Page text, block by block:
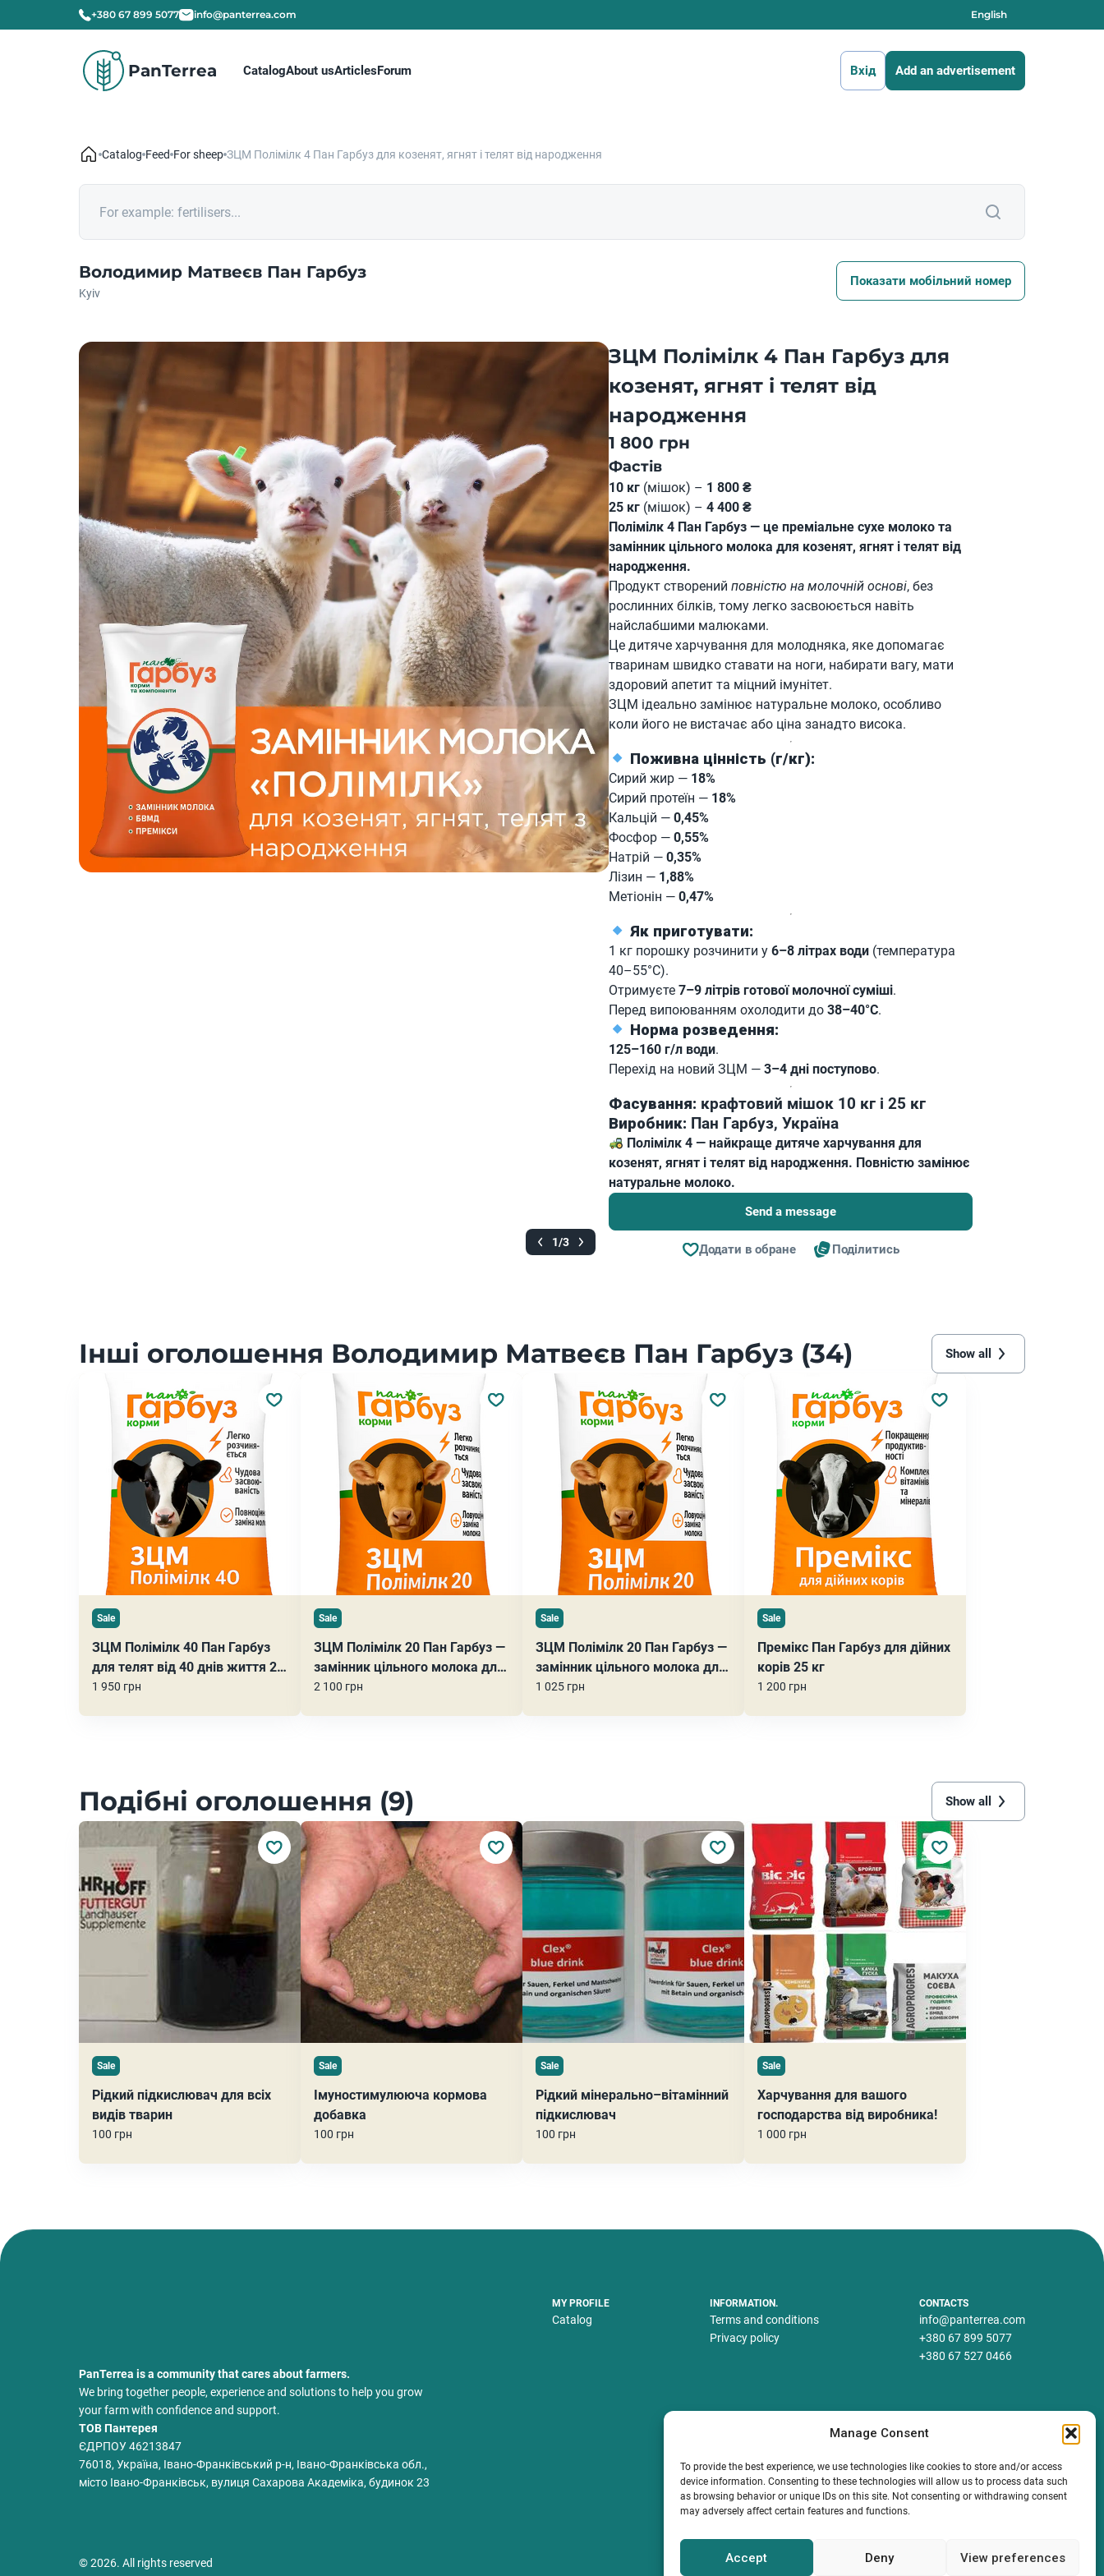
Manage Consent
To provide the best experience, we use technologies like cookies to store and/or access
device information. Consenting to these technologies will allow us to process data such
as browsing behavior or unique IDs on this site. Not consenting or withdrawing consent
may adversely affect certain features and functions.
Accept Deny View preferences
+380 67 899 5077 info@panterrea.com English
PanTerrea CatalogAbout usArticlesForum Вхід Add an advertisement
Catalog Feed For sheep ЗЦМ Полімілк 4 Пан Гарбуз для козенят, ягнят і телят від народження
Володимир Матвеєв Пан Гарбуз
Kyiv
Показати мобільний номер
1/3
ЗЦМ Полімілк 4 Пан Гарбуз для
козенят, ягнят і телят від
народження
1 800 грн
Фастів
10 кг (мішок) – 1 800 ₴
25 кг (мішок) –4 400 ₴
Полімілк 4 Пан Гарбуз — це преміальне сухе молоко та
замінник цільного молока для козенят, ягнят і телят від
народження.
Продукт створенийповністю на молочній основі, без
рослинних білків, тому легко засвоюється навіть
найслабшими малюками.
Це дитяче харчування для молодняка, яке допомагає
тваринам швидко ставати на ноги, набирати вагу, мати
здоровий апетит та міцний імунітет.
ЗЦМ ідеально замінює натуральне молоко, особливо
коли його не вистачає або ціна занадто висока.
Поживна цінність (г/кг):
Сирий жир — 18%
Сирий протеїн — 18%
Кальцій —0,45%
Фосфор —0,55%
Натрій —0,35%
Лізин — 1,88%
Метіонін —0,47%
Як приготувати:
1 кг порошку розчинити у6–8 літрах води (температура
40–55°C).
Отримуєте7–9 літрів готової молочної суміші.
Перед випоюванням охолодити до38–40°C.
Норма розведення:
125–160 г/л води.
Перехід на новий ЗЦМ —3–4 дні поступово.
Фасування: крафтовий мішок 10 кг і 25 кг
Виробник: Пан Гарбуз, Україна
Полімілк 4 — найкраще дитяче харчування для
козенят, ягнят і телят від народження. Повністю замінює
натуральне молоко.
Send a message
Додати в обране Поділитись
Інші оголошення Володимир Матвеєв Пан Гарбуз (34) Show all
Sale
ЗЦМ Полімілк 40 Пан Гарбуз
для телят від 40 днів життя 25
кг
1 950 грн
Sale
ЗЦМ Полімілк 20 Пан Гарбуз —
замінник цільного молока для
телят від 20 днів життя 25 кг
2 100 грн
Sale
ЗЦМ Полімілк 20 Пан Гарбуз —
замінник цільного молока для
телят від 20 днів життя 10 кг
1 025 грн
Sale
Премікс Пан Гарбуз для дійних
корів 25 кг
1 200 грн
Подібні оголошення (9) Show all
Sale
Рідкий підкислювач для всіх
видів тварин
100 грн
Sale
Імуностимулююча кормова
добавка
100 грн
Sale
Рідкий мінерально–вітамінний
підкислювач
100 грн
Sale
Харчування для вашого
господарства від виробника!
1 000 грн
PanTerrea is a community that cares about farmers.
We bring together people, experience and solutions to help you grow
your farm with confidence and support.
ТОВ Пантерея
ЄДРПОУ 46213847
76018, Україна, Івано-Франківський р-н, Івано-Франківська обл.,
місто Івано-Франківськ, вулиця Сахарова Академіка, будинок 23
MY PROFILE
Catalog
INFORMATION.
Terms and conditions
Privacy policy
CONTACTS
info@panterrea.com
+380 67 899 5077
+380 67 527 0466
© 2026. All rights reserved